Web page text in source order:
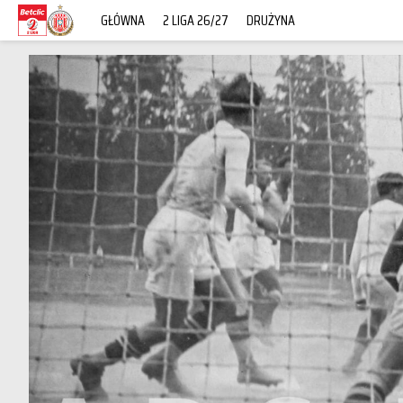
GŁÓWNA 2 LIGA 26/27 DRUŻYNA